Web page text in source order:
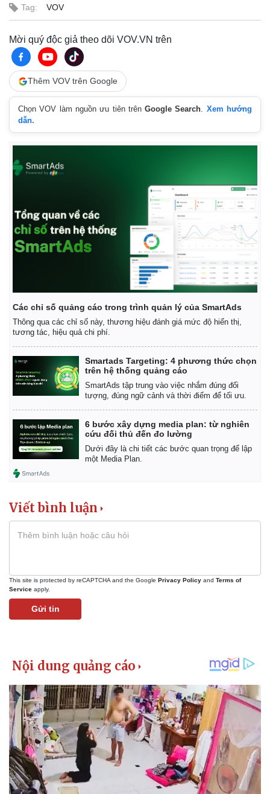
Thế giới
Hồ sơ
Multimedia
Video
Ảnh
E-Magazine
Infographic
Tag: VOV
Mời quý độc giả theo dõi VOV.VN trên
Thêm VOV trên Google
Chọn VOV làm nguồn ưu tiên trênGoogle Search. Xem hướng
dẫn.
Các chỉ số quảng cáo trong trình quản lý của SmartAds
Thông qua các chỉ số này, thương hiệu đánh giá mức độ hiển thị,
tương tác, hiệu quả chi phí.
Smartads Targeting: 4 phương thức chọn
trên hệ thống quảng cáo
SmartAds tập trung vào việc nhắm đúng đối
tượng, đúng ngữ cảnh và thời điểm để tối ưu.
6 bước xây dựng media plan: từ nghiên
cứu đối thủ đến đo lường
Dưới đây là chi tiết các bước quan trọng để lập
một Media Plan.
Viết bình luận
This site is protected by reCAPTCHA and the Google Privacy Policy and Terms of
Service apply.
Gửi tin